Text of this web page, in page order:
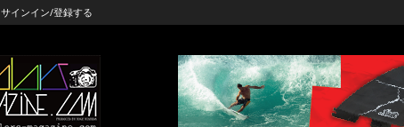
サインイン/登録する